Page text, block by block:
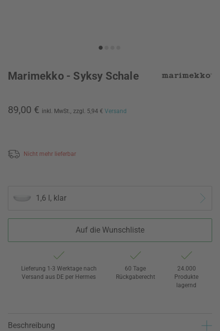
Marimekko - Syksy Schale
89,00 € inkl. MwSt., zzgl. 5,94 € Versand
Nicht mehr lieferbar
1,6 l, klar
Auf die Wunschliste
Lieferung 1-3 Werktage nach
Versand aus DE per Hermes
60 Tage
Rückgaberecht
24.000
Produkte
lagernd
Beschreibung